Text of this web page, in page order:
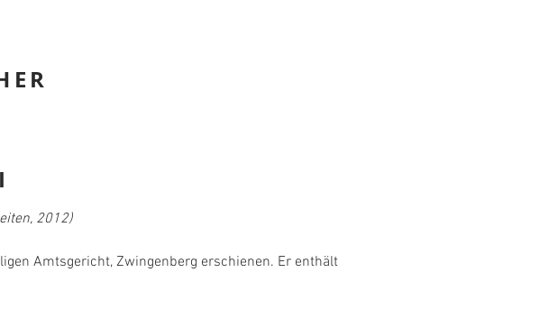
2012)
Amtsgericht, Zwingenberg erschienen. Er enthält